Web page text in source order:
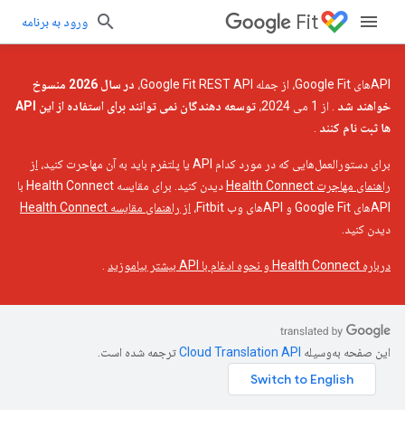
Fit ورود به برنامه
APIهای Google Fit، از جمله Google Fit REST API،
در سال 2026 منسوخ
خواهند شد . از 1 می 2024،
توسعه دهندگان نمی توانند برای استفاده از این API
ها ثبت نام کنند
برای دستورالعمل‌هایی که در مورد کدام API یا پلتفرم باید به آن مهاجرت کنید،
از
راهنمای مهاجرت Health Connect
دیدن کنید. برای مقایسه Health Connect با
APIهای Google Fit و APIهای وب Fitbit،
از راهنمای مقایسه Health Connect
دیدن کنید.
درباره Health Connect و نحوه ادغام با API بیشتر بیاموزید
این صفحه به‌وسیله ترجمه شده است.